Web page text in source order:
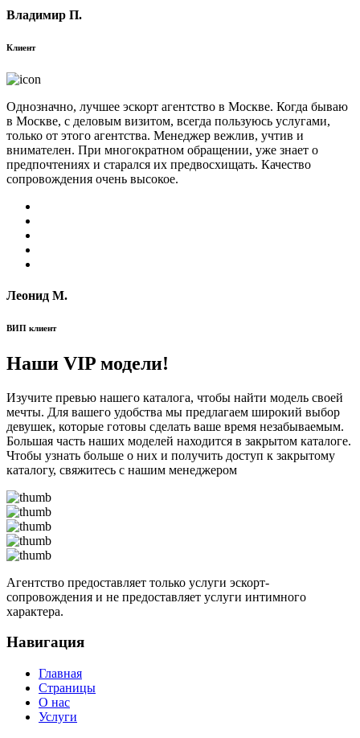
Владимир П.
Клиент
Однозначно, лучшее эскорт агентство в Москве. Когда бываю
в Москве, с деловым визитом, всегда пользуюсь услугами,
только от этого агентства. Менеджер вежлив, учтив и
внимателен. При многократном обращении, уже знает о
предпочтениях и старался их предвосхищать. Качество
сопровождения очень высокое.
Леонид М.
ВИП клиент
Наши VIP модели!
Изучите превью нашего каталога, чтобы найти модель своей
мечты. Для вашего удобства мы предлагаем широкий выбор
девушек, которые готовы сделать ваше время незабываемым.
Большая часть наших моделей находится в закрытом каталоге.
Чтобы узнать больше о них и получить доступ к закрытому
каталогу, свяжитесь с нашим менеджером
Агентство предоставляет только услуги эскорт-
сопровождения и не предоставляет услуги интимного
характера.
Навигация
Главная
Страницы
О нас
Услуги